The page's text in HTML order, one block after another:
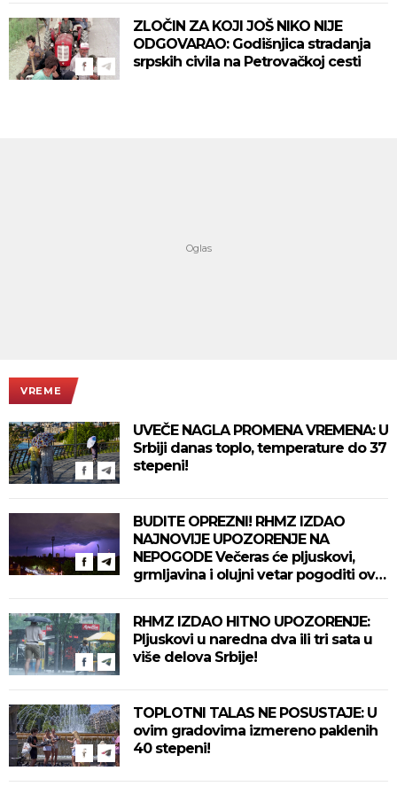
ZLOČIN ZA KOJI JOŠ NIKO NIJE
ODGOVARAO: Godišnjica stradanja
srpskih civila na Petrovačkoj cesti
VREME
UVEČE NAGLA PROMENA VREMENA: U
Srbiji danas toplo, temperature do 37
stepeni!
BUDITE OPREZNI! RHMZ IZDAO
NAJNOVIJE UPOZORENJE NA
NEPOGODE Večeras će pljuskovi,
grmljavina i olujni vetar pogoditi ove
RHMZ IZDAO HITNO UPOZORENJE:
Pljuskovi u naredna dva ili tri sata u
više delova Srbije!
TOPLOTNI TALAS NE POSUSTAJE: U
ovim gradovima izmereno paklenih
40 stepeni!